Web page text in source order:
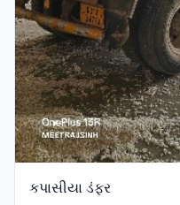
કપાસીયા ડંફર